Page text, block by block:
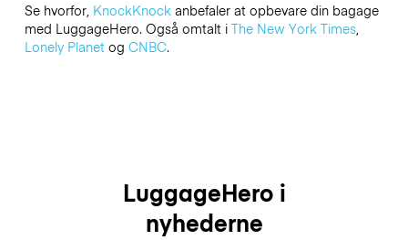
Se hvorfor, KnockKnockanbefaler at opbevare din bagage
med LuggageHero. Også omtalt i The New York Times,
Lonely Planetog CNBC.
LuggageHero i
nyhederne